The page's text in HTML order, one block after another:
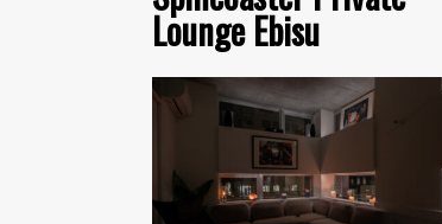
Lounge Ebisu